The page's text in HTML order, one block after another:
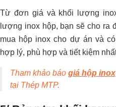
Từ đơn giá và khối lượng
lượng inox hộp, bạn sẽ cho ra
mua hộp inox cho dự án và
hợp lý, phù hợp và tiết kiệm
Tham khảo báo giá hộp inox
tại Thép MTP.